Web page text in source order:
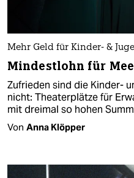
Mehr Geld für Kinder- &
Mindestlohn für
Zufrieden sind die Kinder-
nicht: Theaterplätze für
mit dreimal so hohen
Von Anna Klöpper